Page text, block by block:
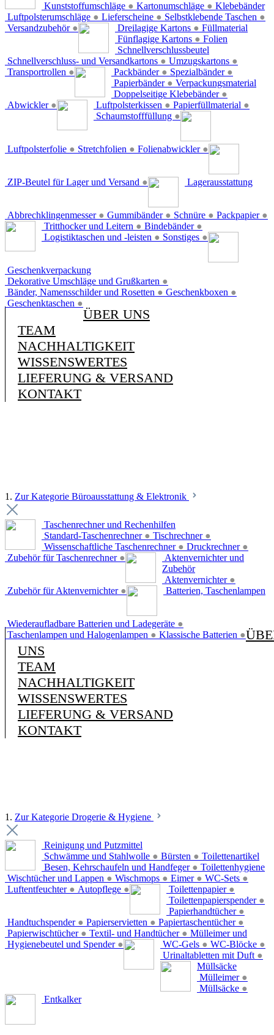
Kunststoffumschläge ● Kartonumschläge ●
Luftpolsterumschläge ● Lieferscheine ● Selbstklebende Taschen ●
Versandzubehör ● Dreilagige Kartons ●
Fünflagige Kartons ●
Schnellverschluss- und Versandkartons ● Umzugskartons ●
Transportrollen ●
Klebebänder
Packbänder ● Spezialbänder ●
Papierbänder ●
Doppelseitige Klebebänder ●
Abwickler ●
Füllmaterial
Luftpolsterkissen ● Papierfüllmaterial ●
Schaumstofffüllung ●
Folien
Luftpolsterfolie ● Stretchfolien ● Folienabwickler ●
Schnellverschlussbeutel
ZIP-Beutel für Lager und Versand ●
Verpackungsmaterial
Abbrechklingenmesser ● Gummibänder ● Schnüre ● Packpapier ●
Lagerausstattung
Tritthocker und Leitern ● Bindebänder ●
Logistiktaschen und -leisten ● Sonstiges ●
Geschenkverpackung
Dekorative Umschläge und Grußkarten ●
Bänder, Namensschilder und Rosetten ● Geschenkboxen ●
Geschenktaschen ●
ÜBER UNS
TEAM
NACHHALTIGKEIT
WISSENSWERTES
LIEFERUNG & VERSAND
KONTAKT
1. Zur Kategorie Büroausstattung & Elektronik
Taschenrechner und Rechenhilfen
Standard-Taschenrechner ● Tischrechner ●
Wissenschaftliche Taschenrechner ● Druckrechner ●
Zubehör für Taschenrechner ●
Aktenvernichter und
Zubehör
Aktenvernichter ●
Zubehör für Aktenvernichter ● Batterien, Taschenlampen
Wiederaufladbare Batterien und Ladegeräte ●
Taschenlampen und Halogenlampen ● Klassische Batterien ●
UNS
TEAM
NACHHALTIGKEIT
WISSENSWERTES
LIEFERUNG & VERSAND
KONTAKT
1. Zur Kategorie Drogerie & Hygiene
Reinigung und Putzmittel
Schwämme und Stahlwolle ● Bürsten ●
Besen, Kehrschaufeln und Handfeger ●
Wischtücher und Lappen ● Wischmops ● Eimer ● WC-Sets ●
Luftentfeuchter ● Autopflege ●
Toilettenartikel
Toilettenpapier ●
Toilettenpapierspender ●
Papierhandtücher ●
Handtuchspender ● Papierservietten ● Papiertaschentücher ●
Papierwischtücher ● Textil- und Handtücher ●
Hygienebeutel und Spender ●
Toilettenhygiene
WC-Gels ● WC-Blöcke ●
Urinaltabletten mit Duft ●
Mülleimer und
Müllsäcke
Mülleimer ●
Müllsäcke ●
Entkalker